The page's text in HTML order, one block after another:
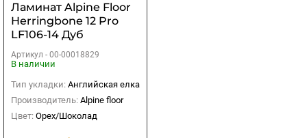
Ламинат Alpine Floor
Herringbone 12 Pro
LF106-14 Дуб
Пикардия
Артикул - 00-00018829
В наличии
Тип укладки: Английская елка
Производитель: Alpine floor
Цвет: Орех/Шоколад